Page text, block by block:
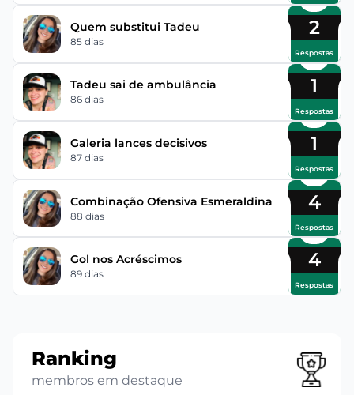
Quem substitui Tadeu
85 dias
2
Respostas
Tadeu sai de ambulância
86 dias
1
Respostas
Galeria lances decisivos
87 dias
1
Respostas
Combinação Ofensiva Esmeraldina
88 dias
4
Respostas
Gol nos Acréscimos
89 dias
4
Respostas
Ranking
membros em destaque